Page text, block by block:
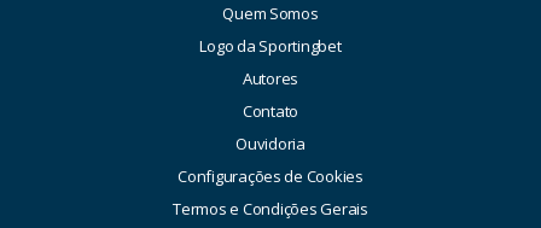
Quem Somos
Logo da Sportingbet
Autores
Contato
Ouvidoria
Configurações de Cookies
Termos e Condições Gerais